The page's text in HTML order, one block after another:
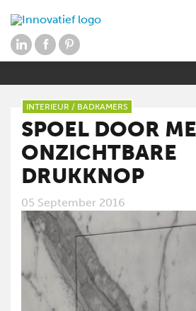
INTERIEUR / BADKAMERS
SPOEL DOOR
ONZICHTBARE
DRUKKNOP
05 September 2016